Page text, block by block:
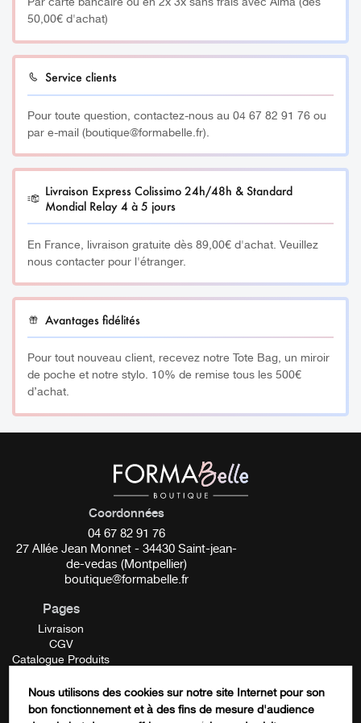
Ref: 1125
Tige en acier inoxydable pour le retrait des Vernis
Permanents, des Gels UV Soak Off et de la Résine
Sa forme triangle s’adapte à tous les types d’ongles.
S’utilise avec lasolution pour dissoudreetpapillotes
Removals Wraps.
50,00€ d'achat)
Service clients
Pour toute question, contactez-nous au 04 67 82 91 76 ou
par e-mail (boutique@formabelle.fr).
Livraison Express Colissimo 24h/48h & Standard
Mondial Relay 4 à 5 jours
En France, livraison gratuite dès 89,00€ d'achat. Veuillez
nous contacter pour l'étranger.
Avantages fidélités
Pour tout nouveau client, recevez notre Tote Bag, un miroir
de poche et notre stylo. 10% de remise tous les 500€
d’achat.
Coordonnées
04 67 82 91 76
27 Allée Jean Monnet - 34430 Saint-jean-
de-vedas (Montpellier)
boutique@formabelle.fr
Pages
Livraison
CGV
Catalogue Produits
Contactez-nous
FORMATION
Nous utilisons des cookies sur notre site Internet pour son
bon fonctionnement et à des fins de mesure d'audience